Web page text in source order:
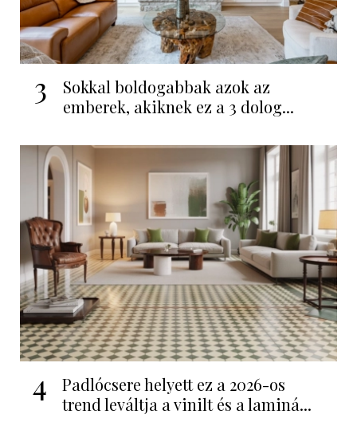
3
Sokkal boldogabbak azok az
emberek, akiknek ez a 3 dolog...
4
Padlócsere helyett ez a 2026-os
trend leváltja a vinilt és a laminá...